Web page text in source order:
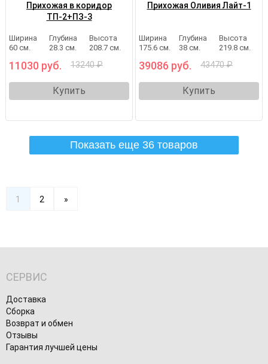
Прихожая в коридор
ТП-2+ПЗ-3
Ширина
60 см.
Глубина
28.3 см.
Высота
208.7 см.
11030 руб. 13240 ₽
Купить
Прихожая Оливия Лайт-1
Ширина
175.6 см.
Глубина
38 см.
Высота
219.8 см.
39086 руб. 43470 ₽
Купить
Показать еще 36 товаров
1 2 »
СЕРВИС
Доставка
Сборка
Возврат и обмен
Отзывы
Гарантия лучшей цены